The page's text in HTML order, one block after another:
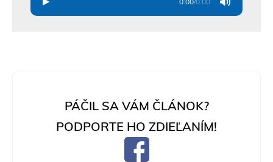
PÁČIL SA VÁM ČLÁNOK?
PODPORTE HO ZDIEĽANÍM!